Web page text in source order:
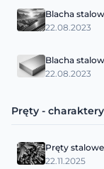
Blacha
22.08.2023
Blacha
22.08.2023
Pręty -
Pręty
22.11.2025